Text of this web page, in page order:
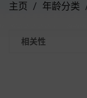
主页 年龄分类
相关性